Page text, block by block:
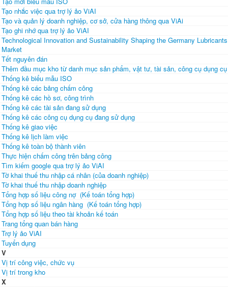
Tạo nhắc việc qua trợ lý ảo ViAI
Tạo và quản lý doanh nghiệp, cơ sở, cửa hàng thông qua ViAi
Tạo ghi nhớ qua trợ lý ảo ViAI
Technological Innovation and Sustainability Shaping the Germany Lubricants
Market
Tết nguyên đán
Thêm đầu mục kho từ danh mục sản phẩm, vật tư, tài sản, công cụ dụng cụ
Thống kê biểu mẫu ISO
Thống kê các bảng chấm công
Thống kê các hồ sơ, công trình
Thống kê các tài sản đang sử dụng
Thống kê các công cụ dụng cụ đang sử dụng
Thống kê giao việc
Thống kê lịch làm việc
Thống kê toàn bộ thành viên
Thực hiện chấm công trên bảng công
Tìm kiếm google qua trợ lý ảo ViAI
Tờ khai thuế thu nhập cá nhân (của doanh nghiệp)
Tờ khai thuế thu nhập doanh nghiệp
Tổng hợp số liệu công nợ (Kế toán tổng hợp)
Tổng hợp số liệu ngân hàng (Kế toán tổng hợp)
Tổng hợp số liệu theo tài khoản kế toán
Trang tổng quan bán hàng
Trợ lý ảo ViAI
Tuyển dụng
V
Vị trí công việc, chức vụ
Vị trí trong kho
X